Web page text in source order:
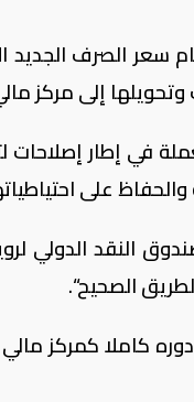
سعر الصرف الجديد
إلى مركز
في إطار إصلاحات
على
النقد الدولي
الصحيح“.
كاملا كمركز